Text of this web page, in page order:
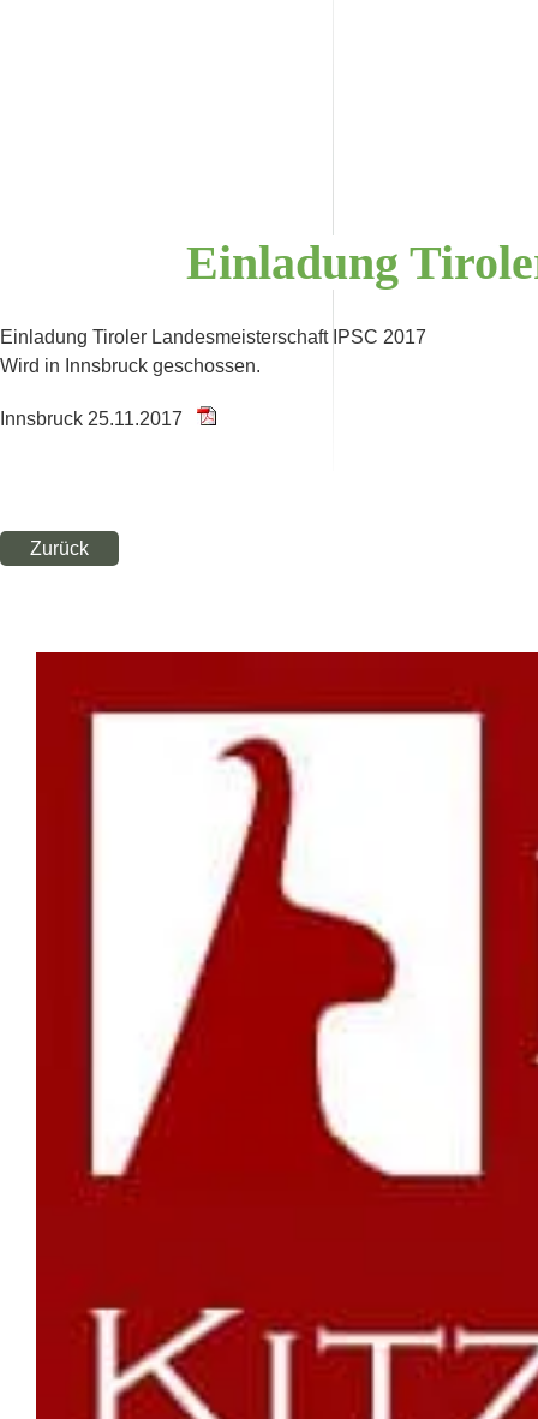
Einladung
Einladung Tiroler Landesmeisterschaft IPSC 2017
Wird in Innsbruck geschossen.
Innsbruck 25.11.2017
Zurück